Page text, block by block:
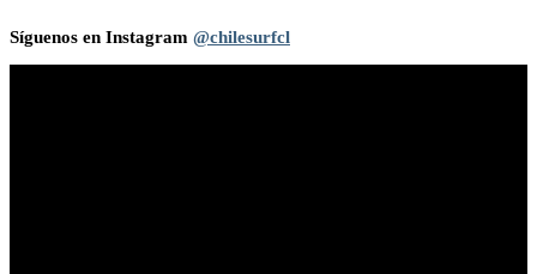
Síguenos en Instagram @chilesurfcl